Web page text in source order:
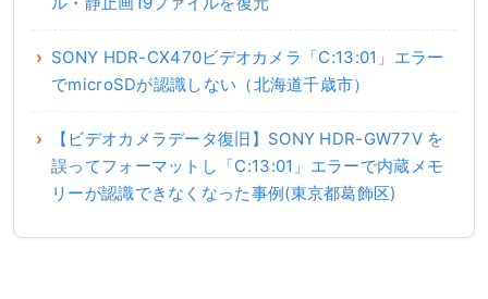
SONY HDR-CX470ビデオカメラ「C:13:01」エラー
でmicroSDが認識しない（北海道千歳市）
【ビデオカメラデータ復旧】SONY HDR-GW77V を
誤ってフォーマットし「C:13:01」エラーで内蔵メモ
リーが認識できなくなった事例(東京都葛飾区)